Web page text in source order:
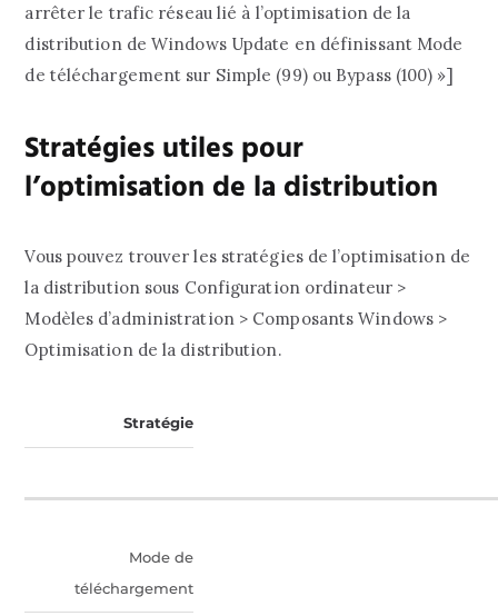
arrêter le trafic réseau lié à l’optimisation de la
distribution de Windows Update en définissant Mode
de téléchargement sur Simple (99) ou Bypass (100) »]
Stratégies utiles pour
l’optimisation de la distribution
Vous pouvez trouver les stratégies de l’optimisation de
la distribution sous Configuration ordinateur >
Modèles d’administration > Composants Windows >
Optimisation de la distribution.
Stratégie
Mode de
téléchargement